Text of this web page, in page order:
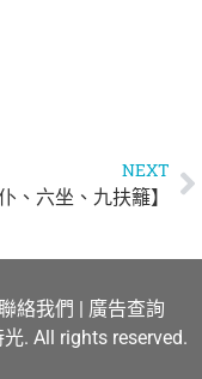
NEXT
、六坐、九扶籬】
絡我們 | 廣告查詢
. All rights reserved.